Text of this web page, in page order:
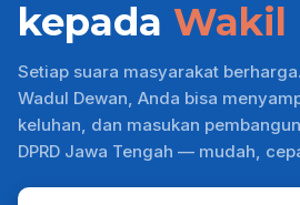
kepada Wakil
Setiap suara masyarakat
Wadul Dewan, Anda bisa
keluhan, dan masukan
DPRD Jawa Tengah — mudah,